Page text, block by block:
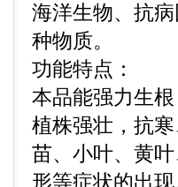
海洋生物、抗
种物质。
功能特点：
本品能强力生
植株强壮，抗
苗、小叶、黄
形等症状的出